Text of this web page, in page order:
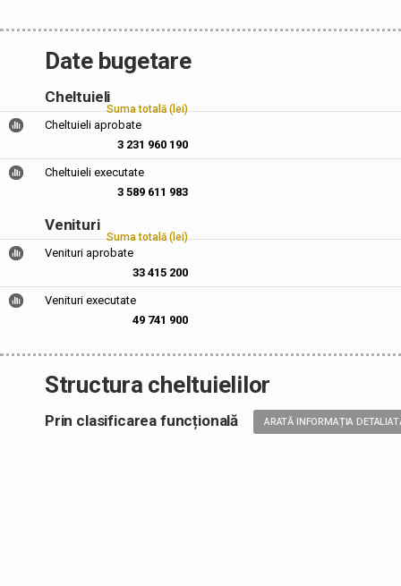
Date bugetare
Cheltuieli
Suma totală (lei)
Cheltuieli aprobate
3 231 960 190
Cheltuieli executate
3 589 611 983
Venituri
Suma totală (lei)
Venituri aprobate
33 415 200
Venituri executate
49 741 900
Structura cheltuielilor
Prin clasificarea funcțională ARATĂ INFORMAȚIA